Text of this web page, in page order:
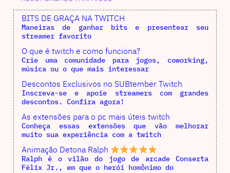
BITS DE GRAÇA NA TWITCH
Maneiras de ganhar bits e presentear seu
streamer favorito
O que é twitch e como funciona?
Crie uma comunidade para jogos, coworking,
música ou o que mais interessar
Descontos Exclusivos no SUBtember Twitch
Inscreva-se e apoie streamers com grandes
descontos. Confira agora!
As extensões para o pc mais úteis twitch
Conheça essas extensões que vão melhorar
muito sua experiência com a twitch
Animação Detona Ralph
Ralph é o vilão do jogo de arcade Conserta
Félix Jr., em que o herói homônimo do